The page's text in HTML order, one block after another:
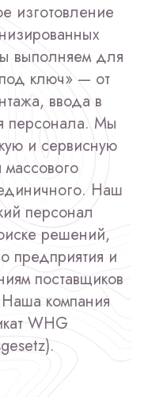
изготовление
выполняем для
ключ» — от
ввода в
персонала. Мы
и сервисную
Наш
персонал
решений,
предприятия и
поставщиков
компания
WHG